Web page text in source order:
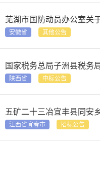
芜湖市国防动员办公室关
安徽省 其他公告
国家税务总局子洲县税务
陕西省 中标公告
五矿二十三冶宜丰县同安
江西省宜春市 招标公告